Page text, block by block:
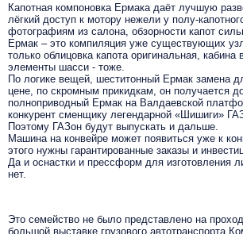
Капотная компоновка Ермака даёт лучшую
лёгкий доступ к мотору нежели у полу-
фотографиям из салона, обзорности капот
Ермак – это компиляция уже существующих
только облицовка капота оригинальная, кабина
элементы шасси - тоже.
По логике вещей, шеститонный Ермак замена
цене, по скромным прикидкам, он получается
полноприводный Ермак на Валдаевской
конкурент сменщику легендарной «Шишиги»
Поэтому ГАЗон будут выпускать и дальше.
Машина на конвейре может появиться уже к
этого нужны гарантированные заказы и
Да и оснастки и прессформ для изготовления
нет.
Это семейство не было представлено на
большой выставке грузового автотранспорта